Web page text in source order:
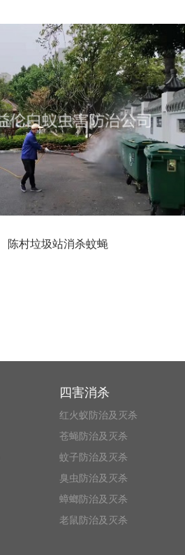
陈村垃圾站消杀蚊蝇
四害消杀
红火蚁防治及灭杀
苍蝇防治及灭杀
蚊子防治及灭杀
臭虫防治及灭杀
蟑螂防治及灭杀
老鼠防治及灭杀